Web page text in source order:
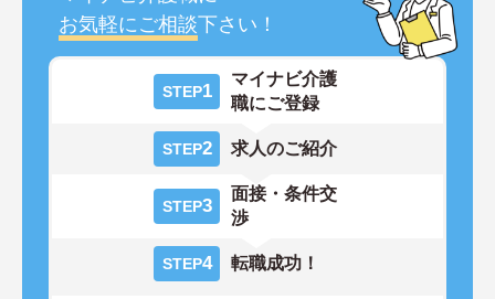
お気軽にご相談下さい！
STEP1
マイナビ介護
職にご登録
STEP2 求人のご紹介
STEP3
面接・条件交
渉
STEP4 転職成功！